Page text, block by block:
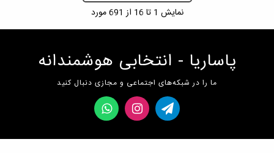
نمایش 1 تا 16 از 691 مورد
پاساریا - انتخابی هوشمندانه
ما را در شبکه‌های اجتماعی و مجازی دنبال کنید